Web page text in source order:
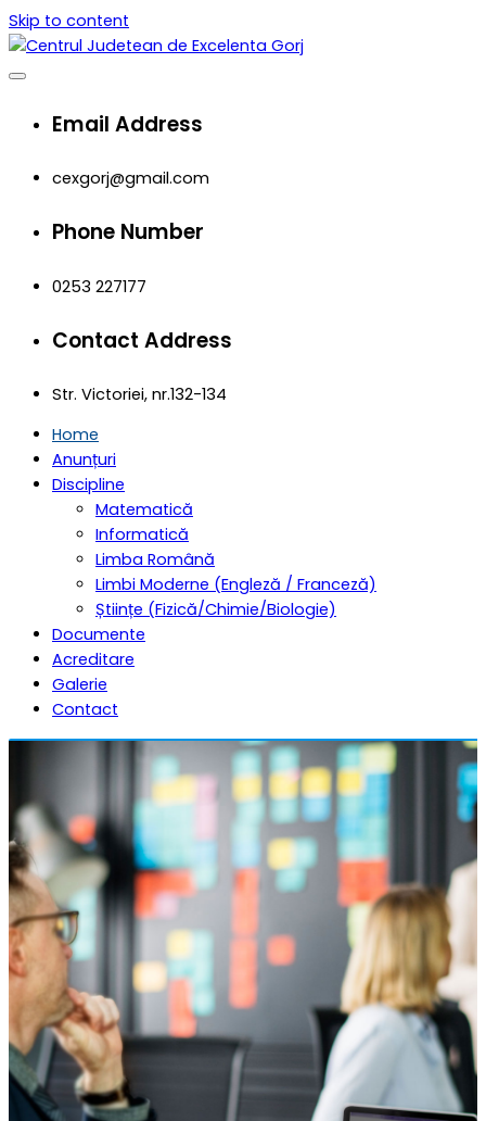
Skip to content
Centrul Judetean de
Centrul Judetean de Excelenta Gorj
Email Address
cexgorj@gmail.com
Phone Number
0253 227177
Contact Address
Str. Victoriei, nr.132-134
Home
Anunțuri
Discipline
Matematică
Informatică
Limba Română
Limbi Moderne (Engleză / Franceză)
Științe (Fizică/Chimie/Biologie)
Documente
Acreditare
Galerie
Contact